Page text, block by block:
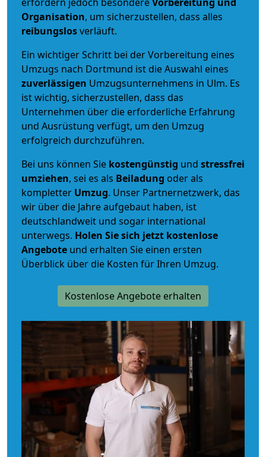
Organisation, um sicherzustellen, dass alles
reibungslosverläuft.
Ein wichtiger Schritt bei der Vorbereitung eines
Umzugs nach Dortmund ist die Auswahl eines
zuverlässigen Umzugsunternehmens in Ulm. Es
ist wichtig, sicherzustellen, dass das
Unternehmen über die erforderliche Erfahrung
und Ausrüstung verfügt, um den Umzug
erfolgreich durchzuführen.
Bei uns können Sie kostengünstig und stressfrei
umziehen, sei es als Beiladung oder als
kompletter Umzug. Unser Partnernetzwerk, das
wir über die Jahre aufgebaut haben, ist
deutschlandweit und sogar international
unterwegs. Holen Sie sich jetzt kostenlose
Angebote und erhalten Sie einen ersten
Überblick über die Kosten für Ihren Umzug.
Kostenlose Angebote erhalten